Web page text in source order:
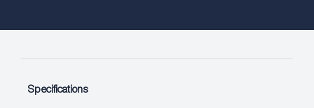
Specifications